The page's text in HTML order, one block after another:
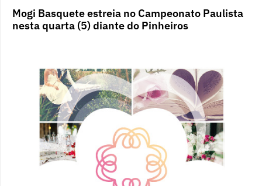
Mogi Basquete estreia no Campeonato Paulista
nesta quarta (5) diante do Pinheiros